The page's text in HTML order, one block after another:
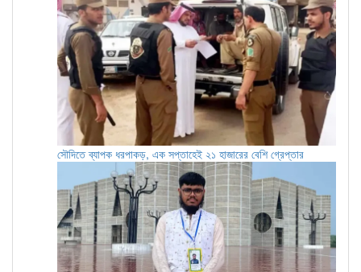
সৌদিতে ব্যাপক ধরপাকড়, এক সপ্তাহেই ২১ হাজারের বেশি গ্রেপ্তার